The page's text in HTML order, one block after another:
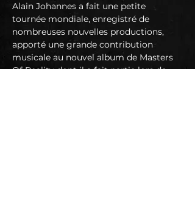
Alain Johannes a fait une petite
tournée mondiale, enregistré de
nombreuses nouvelles productions,
apporté une grande contribution
musicale au nouvel album de Masters
Of Reality dont il a fait partie lors de